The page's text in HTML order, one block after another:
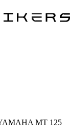
YAMAHA MT 125